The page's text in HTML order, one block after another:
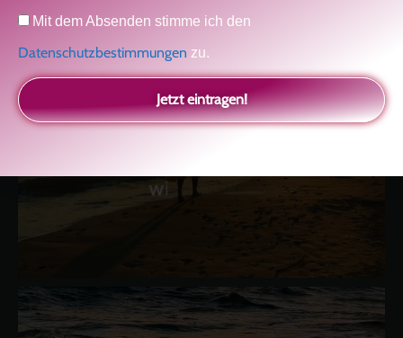
Datenschutz
Mit dem Absenden stimme ich den
Datenschutzbestimmungen zu.
Jetzt eintragen!